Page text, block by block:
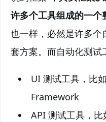
许多个工具组成的一个
也一样，必然是许多个
套方案。而自动化测试
UI 测试工具，比如
Framework
API 测试工具，比